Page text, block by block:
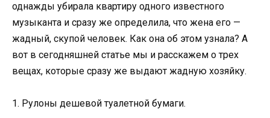
однажды убирала квартиру одного известного
музыканта и сразу же определила, что жена его —
жадный, скупой человек. Как она об этом узнала? А
вот в сегодняшней статье мы и расскажем о трех
вещах, которые сразу же выдают жадную хозяйку.
1. Рулоны дешевой туалетной бумаги.